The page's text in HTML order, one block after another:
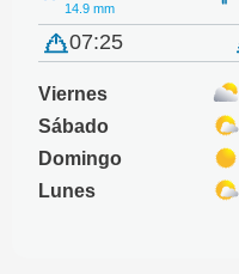
14.9 mm
07:25
Viernes
Sábado
Domingo
Lunes